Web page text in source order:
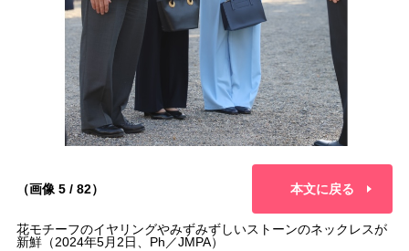
（画像 5 / 82） 本文に戻る
花モチーフのイヤリングやみずみずしいストーンのネックレスが
新鮮（2024年5月2日、Ph／JMPA）